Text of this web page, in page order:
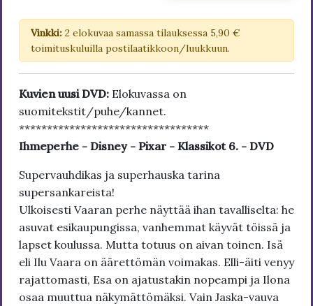
Vinkki: 2 elokuvaa samassa tilauksessa 5,90 €
toimituskuluilla postilaatikkoon/luukkuun.
Kuvien uusi DVD: Elokuvassa on
suomitekstit/puhe/kannet.
**********************************
Ihmeperhe - Disney - Pixar - Klassikot 6. - DVD
Supervauhdikas ja superhauska tarina
supersankareista!
Ulkoisesti Vaaran perhe näyttää ihan tavalliselta: he
asuvat esikaupungissa, vanhemmat käyvät töissä ja
lapset koulussa. Mutta totuus on aivan toinen. Isä
eli Ilu Vaara on äärettömän voimakas. Elli-äiti venyy
rajattomasti, Esa on ajatustakin nopeampi ja Ilona
osaa muuttua näkymättömäksi. Vain Jaska-vauva